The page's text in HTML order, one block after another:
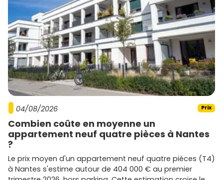
Tu as le cadre, lesquartiers, lesprixet lestendances du
marché. Prochaine étape : confronter tes critères au
terrain. Parcours les programmes de l'immobilier neuf à
Pessac, réserve une visite et compare les plans et
prestations. Et pour gagner du temps, consulte dès
maintenant les annonces disponibles surVivre dans le
neuf: tu pourras repérer les meilleurs emplacements,
vérifier les budgets et lancer ton achat sereinement.
04/08/2026 Prix
Combien coûte en moyenne un
appartement neuf quatre pièces à Nantes
?
Le prix moyen d'un appartement neuf quatre pièces (T4)
à Nantes s'estime autour de 404 000 € au premier